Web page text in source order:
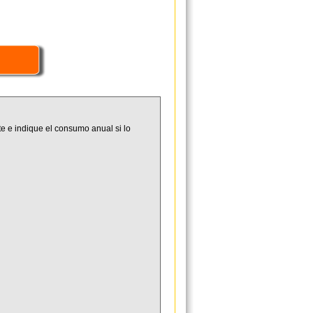
e indique el consumo anual si lo